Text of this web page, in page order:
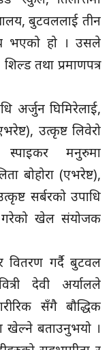
बुटवललाई तीन
भएको हो । उसले
तथा प्रमाणपत्र
अर्जुन घिमिरेलाई,
उत्कृष्ट लिवेरो
मनुरुमा
बोहोरा (एभरेष्ट),
सर्बरको उपाधि
गरेको खेल संयोजक
वितरण गर्दै बुटवल
देवी अर्यालले
सँगै बौद्धिक
खेल्ने बताउनुभयो ।